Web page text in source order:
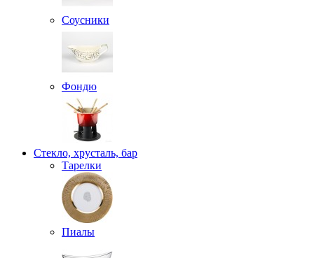
Соусники
Фондю
Стекло, хрусталь, бар
Тарелки
Пиалы